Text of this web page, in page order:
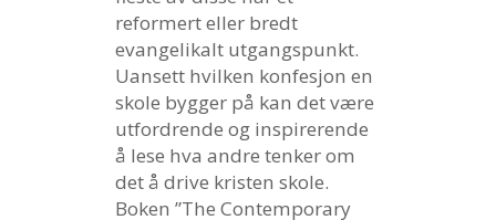
reformert eller bredt
evangelikalt utgangspunkt.
Uansett hvilken konfesjon en
skole bygger på kan det være
utfordrende og inspirerende
å lese hva andre tenker om
det å drive kristen skole.
Boken ”The Contemporary